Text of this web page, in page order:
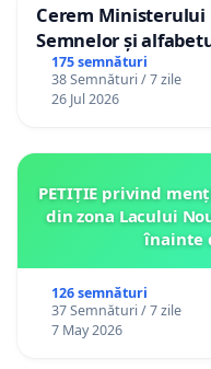
Cerem Ministerului
Semnelor și
Republica Moldova!
175 semnături
38 Semnături / 7 zile
26 Jul 2026
PETIȚIE privind
din zona Lacului
înainte
126 semnături
37 Semnături / 7 zile
7 May 2026